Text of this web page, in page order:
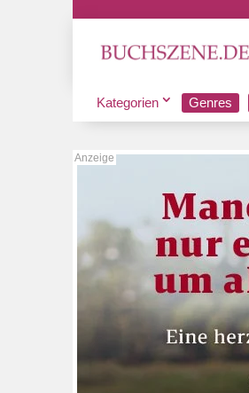
Kategorien Genres